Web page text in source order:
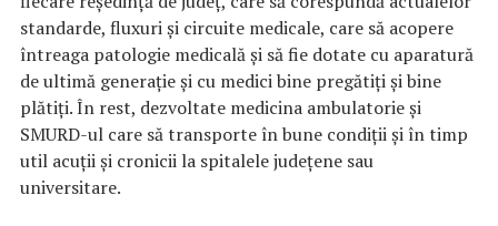
standarde, fluxuri şi circuite medicale, care să acopere
întreaga patologie medicală şi să fie dotate cu aparatură
de ultimă generaţie şi cu medici bine pregătiţi şi bine
plătiţi. În rest, dezvoltate medicina ambulatorie și
SMURD-ul care să transporte în bune condiții și în timp
util acuții și cronicii la spitalele județene sau
universitare.